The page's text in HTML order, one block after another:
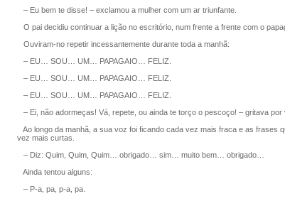
– Eu bem te disse! – exclamou a mulher com um ar triunfante.
O pai decidiu continuar a lição no escritório, num frente a frente com o
Ouviram-no repetir incessantemente durante toda a manhã:
– EU… SOU… UM… PAPAGAIO… FELIZ.
– EU… SOU… UM… PAPAGAIO… FELIZ.
– EU… SOU… UM… PAPAGAIO… FELIZ.
– Ei, não adormeças! Vá, repete, ou ainda te torço o pescoço! – gritava por
Ao longo da manhã, a sua voz foi ficando cada vez mais fraca e as frases
vez mais curtas.
– Diz: Quim, Quim, Quim… obrigado… sim… muito bem… obrigado…
Ainda tentou alguns:
– P-a, pa, p-a, pa.